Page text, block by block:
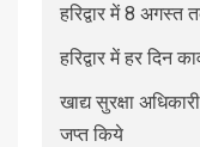
हरिद्वार में 8 अगस्त
हरिद्वार में हर दिन
खाद्य सुरक्षा
जप्त किये